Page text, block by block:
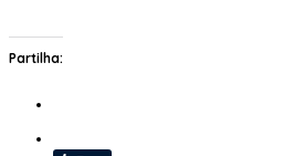
Partilha: